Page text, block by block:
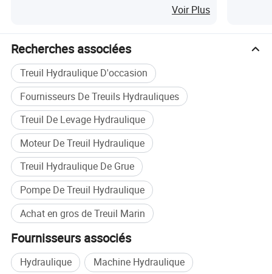
5. Norme de conception basée sur BV, ABS, DNV, RMRS, etc
6. Couche d'apprêt riche en zinc époxy pour une excellente
résistance à la corrosion
7. Défaillance de l'entraînement système de protection de
freinage pour un treuillage plus sûr
8. Déverrouillage d'urgence manuel
Nous avons également beaucoup d'autres treuils comme ci-
dessous:
Voir Plus
Recherches associées
Treuil Hydraulique D'occasion
Fournisseurs De Treuils Hydrauliques
Treuil De Levage Hydraulique
Moteur De Treuil Hydraulique
Treuil Hydraulique De Grue
Pompe De Treuil Hydraulique
Achat en gros de Treuil Marin
Fournisseurs associés
Hydraulique Machine Hydraulique